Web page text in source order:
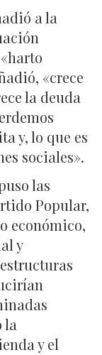
a la
«crece
la deuda
y, lo que es
sociales».
las
Popular,
económico,
y
la
y el